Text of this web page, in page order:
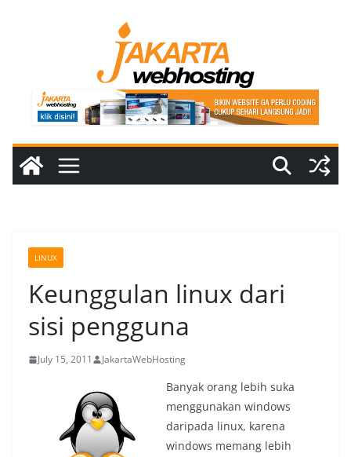
LINUX
Keunggulan linux dari
sisi pengguna
July 15, 2011 JakartaWebHosting
Banyak orang lebih suka
menggunakan windows
daripada linux, karena
windows memang lebih